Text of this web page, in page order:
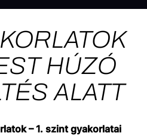
HÚZÓ
ALATT
– 1. szint gyakorlatai